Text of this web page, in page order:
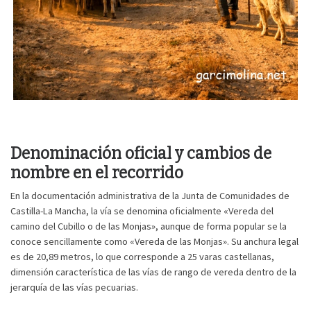
Denominación oficial y cambios de
nombre en el recorrido
En la documentación administrativa de la Junta de Comunidades de
Castilla-La Mancha, la vía se denomina oficialmente «Vereda del
camino del Cubillo o de las Monjas», aunque de forma popular se la
conoce sencillamente como «Vereda de las Monjas». Su anchura legal
es de 20,89 metros, lo que corresponde a 25 varas castellanas,
dimensión característica de las vías de rango de vereda dentro de la
jerarquía de las vías pecuarias.